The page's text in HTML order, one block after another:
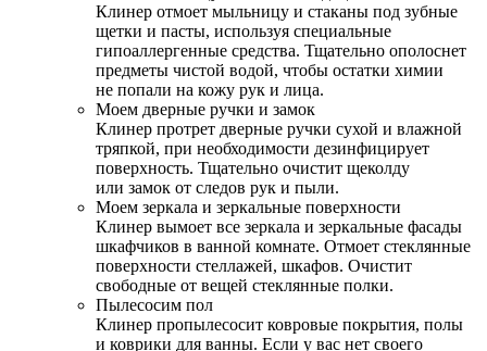
Клинер отмоет мыльницу и стаканы под зубные
щетки и пасты, используя специальные
гипоаллергенные средства. Тщательно ополоснет
предметы чистой водой, чтобы остатки химии
не попали на кожу рук и лица.
Моем дверные ручки и замок
Клинер протрет дверные ручки сухой и влажной
тряпкой, при необходимости дезинфицирует
поверхность. Тщательно очистит щеколду
или замок от следов рук и пыли.
Моем зеркала и зеркальные поверхности
Клинер вымоет все зеркала и зеркальные фасады
шкафчиков в ванной комнате. Отмоет стеклянные
поверхности стеллажей, шкафов. Очистит
свободные от вещей стеклянные полки.
Пылесосим пол
Клинер пропылесосит ковровые покрытия, полы
и коврики для ванны. Если у вас нет своего